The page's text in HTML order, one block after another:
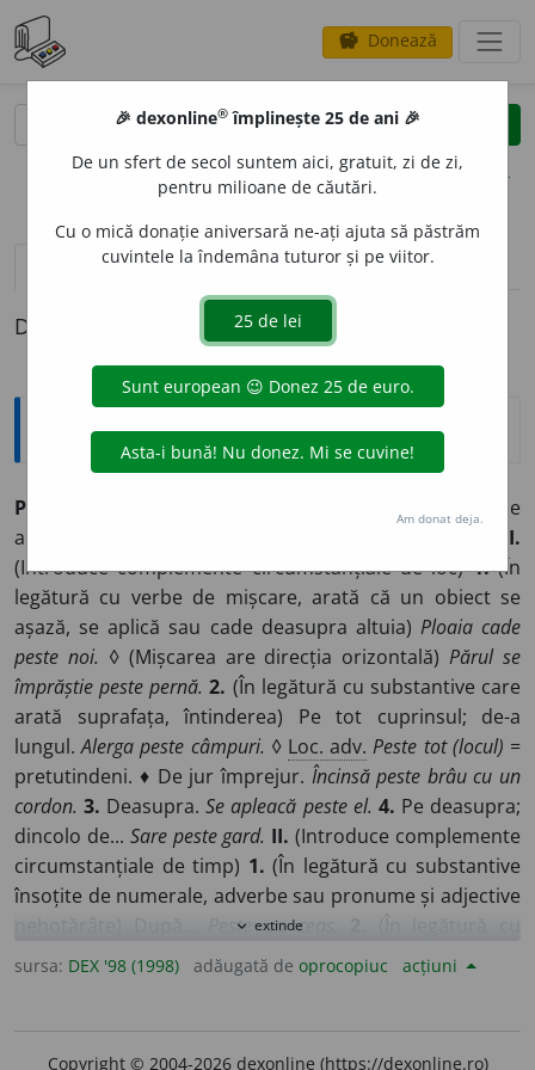
savings Donează
clear
opțiuni
definiții (1) pronunțievolume_up (50)
Definiția cu ID-ul 31726:
Explicative DEX
P
(Semnifică ideea de suprapunere, de
aplicare etc., directă sau mediată, prin extensiune) I.
(Introduce complemente circumstanțiale de loc)1.(În
legătură cu verbe de mișcare, arată că un obiect se
așază, se aplică sau cade deasupra altuia) Ploaia cade
peste noi. ◊ (Mișcarea are direcția orizontală)Părul se
împrăștie peste pernă. 2. (În legătură cu substantive care
arată suprafața, întinderea) Pe tot cuprinsul; de-a
lungul.Alerga peste câmpuri. ◊ Loc. adv. Peste tot (locul) =
pretutindeni. ♦ De jur împrejur. Încinsă peste brâu cu un
cordon. 3. Deasupra.Se apleacă peste el. 4. Pe deasupra;
dincolo de... Sare peste gard. II. (Introduce complemente
circumstanțiale de timp) 1. (În legătură cu substantive
însoțite de numerale, adverbe sau pronume și adjective
Peste un ceas.
substantive care exprimă noțiuni de timp durative) În
expand_more extinde
sursa: DEX '98 (1998) adăugată de oprocopiuc acțiuni
Copyright © 2004-2026 dexonline (https://dexonline.ro)
🎉 dexonline® împlinește 25 de ani 🎉
De un sfert de secol suntem aici, gratuit, zi de zi,
pentru milioane de căutări.
Cu o mică donație aniversară ne-ați ajuta să păstrăm
cuvintele la îndemâna tuturor și pe viitor.
Am donat deja.